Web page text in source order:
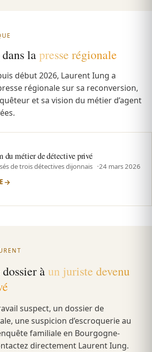
lapresse régionale
début 2026, Laurent Iung a
régionale sur sa reconversion,
et sa vision du métier d’agent
du métier de détective privé
de trois détectives dijonnais
24 mars 2026
àun juriste devenu
suspect, un dossier de
une suspicion d’escroquerie au
familiale en Bourgogne-
directement Laurent Iung.